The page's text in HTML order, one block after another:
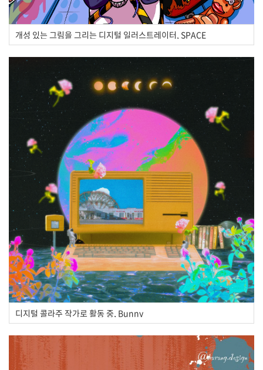
개성 있는 그림을 그리는 디지털 일러스트레이터, SPACE
디지털 콜라주 작가로 활동 중, Bunny